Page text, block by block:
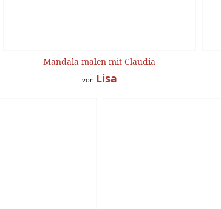
Mandala malen mit Claudia
von Lisa